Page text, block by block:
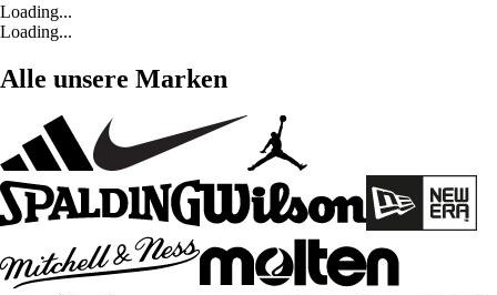
Loading...
Loading...
Alle unsere Marken